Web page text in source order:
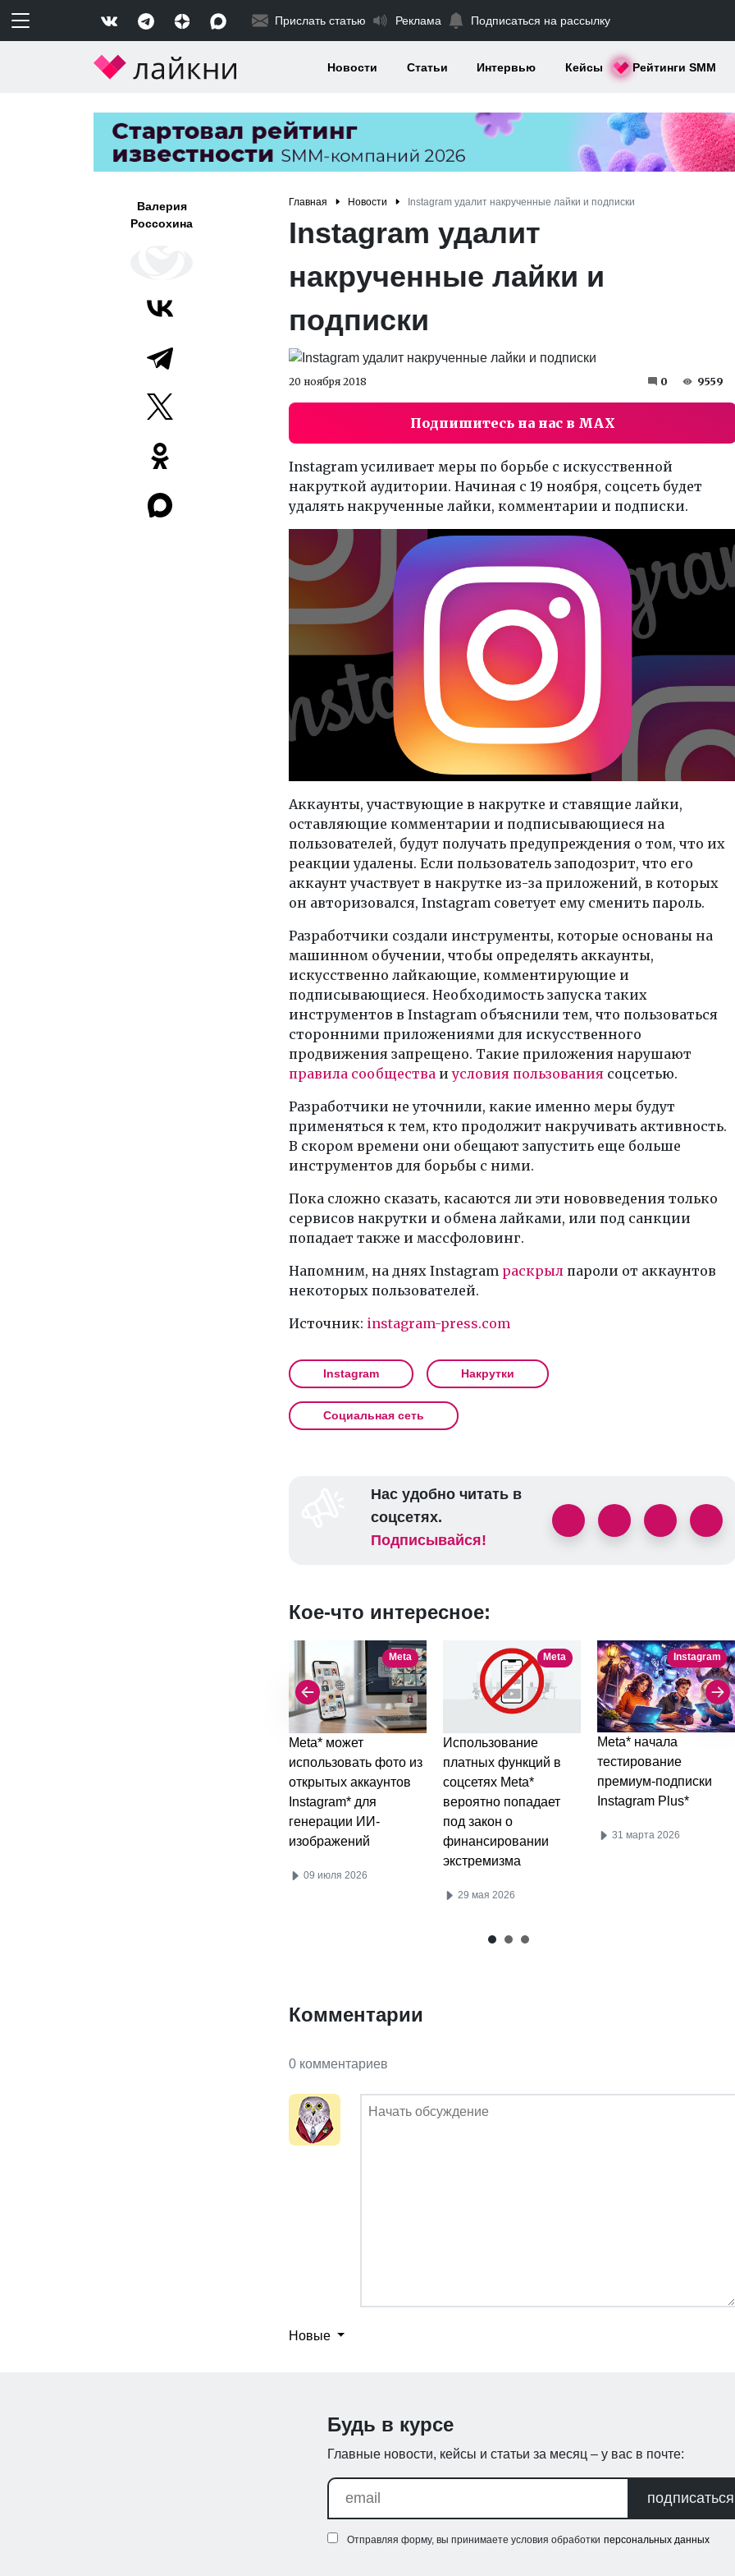
Прислать статью Реклама Подписаться на рассылку
Новости Статьи Интервью Кейсы Рейтинги SMM
Валерия
Россохина
Главная Новости Instagram удалит накрученные лайки и подписки
Instagram удалит
накрученные лайки и
подписки
20 ноября 2018 0 9559
Подпишитесь на нас в MAX
Instagram усиливает меры по борьбе с искусственной
накруткой аудитории. Начиная с 19 ноября, соцсеть будет
удалять накрученные лайки, комментарии и подписки.
Аккаунты, участвующие в накрутке и ставящие лайки,
оставляющие комментарии и подписывающиеся на
пользователей, будут получать предупреждения о том, что их
реакции удалены. Если пользователь заподозрит, что его
аккаунт участвует в накрутке из-за приложений, в которых
он авторизовался, Instagram советует ему сменить пароль.
Разработчики создали инструменты, которые основаны на
машинном обучении, чтобы определять аккаунты,
искусственно лайкающие, комментирующие и
подписывающиеся. Необходимость запуска таких
инструментов в Instagram объяснили тем, что пользоваться
сторонними приложениями для искусственного
продвижения запрещено. Такие приложения нарушают
правила сообщества иусловия пользованиясоцсетью.
Разработчики не уточнили, какие именно меры будут
применяться к тем, кто продолжит накручивать активность.
В скором времени они обещают запустить еще больше
инструментов для борьбы с ними.
Пока сложно сказать, касаются ли эти нововведения только
сервисов накрутки и обмена лайками, или под санкции
попадает также и массфоловинг.
Напомним, на днях Instagram раскрылпароли от аккаунтов
некоторых пользователей.
Источник: instagram-press.com
Instagram Накрутки
Социальная сеть
Нас удобно читать в
соцсетях.
Подписывайся!
Кое-что интересное:
Meta
Meta* может
использовать фото из
открытых аккаунтов
Instagram* для
генерации ИИ-
изображений
09 июля 2026
Meta
Использование
платных функций в
соцсетях Meta*
вероятно попадает
под закон о
финансировании
экстремизма
29 мая 2026
Instagram
Meta* начала
тестирование
премиум-подписки
Instagram Plus*
31 марта 2026
Комментарии
0 комментариев
Новые
Будь в курсе
Главные новости, кейсы и статьи за месяц – у вас в почте:
подписаться
Отправляя форму, вы принимаете условия обработки персональных данных